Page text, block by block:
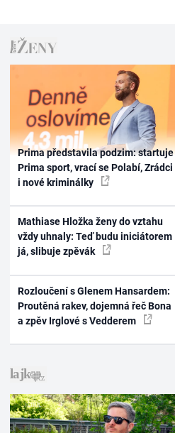
Prima představila podzim: startuje
Prima sport, vrací se Polabí, Zrádci
i nové kriminálky
Mathiase Hložka ženy do vztahu
vždy uhnaly: Teď budu iniciátorem
já, slibuje zpěvák
Rozloučení s Glenem Hansardem:
Proutěná rakev, dojemná řeč Bona
a zpěv Irglové s Vedderem